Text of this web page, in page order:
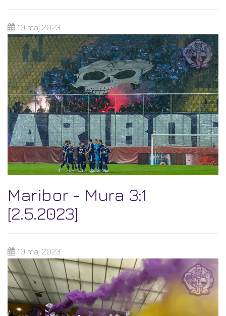
10 maj 2023
Maribor - Mura 3:1
[2.5.2023]
10 maj 2023